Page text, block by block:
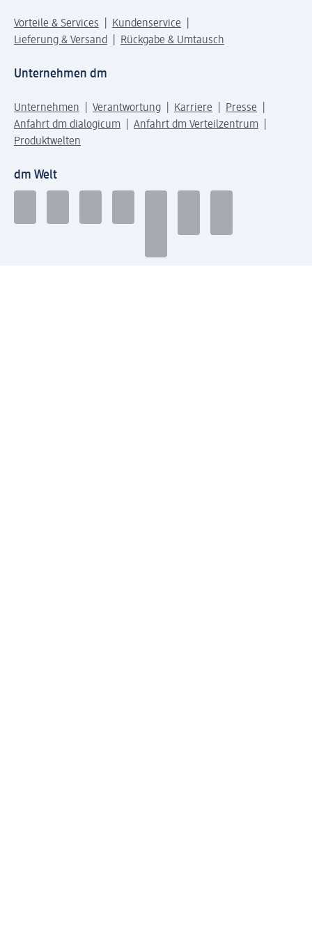
Vorteile & Services
Kundenservice
Lieferung & Versand
Rückgabe & Umtausch
Unternehmen dm
Unternehmen Verantwortung Karriere
Presse
Anfahrt dm dialogicum
Anfahrt dm Verteilzentrum
Produktwelten
dm Welt